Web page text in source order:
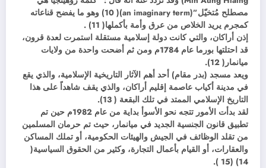
مصطلح مُتخيّل”(an imaginary term)( 10) وهو ما يفضح قناعاته
كمجرم يريد الخلاص من عرق وأمة بأكملها( 11) .
إذن أراكان، والتي كانت دولة إسلامية مستقلة استمرت لعدة قرون،
قد احتلتها بورما عام 1784م ومن ثم أضحت واحدة من ولايات
ميانمار( 12).
ويعد مسجد (بدر مقام) أحد أهم الآثار التاريخية الإسلامية، والذي يقع
في مدينة أكياب عاصمة إقليم أراكان، والذي يقف شاهداً على هذا
التاريخ الإسلامي الممتد في تلك البقعة ( 13).
لقد بدأت الأمور تتجه نحو الأسوأ بداية من عام 1982م حين تم
تطبيق قانون الجنسية الجديد في ميانمار، حيث تم حرمان المسلمين
من تقلد الوظائف في الجيش والهيئات الحكومية، أو تملك المساكن
والعقارات، أو القيام بأعمال التجارة، وكثير من الحقوق السياسية(
14) (15 ).